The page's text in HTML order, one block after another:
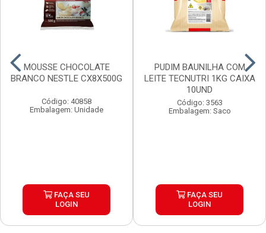
MOUSSE CHOCOLATE
BRANCO NESTLE CX8X500G
Código: 40858
Embalagem: Unidade
FAÇA SEU
LOGIN
PUDIM BAUNILHA COM
LEITE TECNUTRI 1KG CAIXA
10UND
Código: 3563
Embalagem: Saco
FAÇA SEU
LOGIN